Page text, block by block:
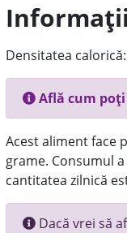
Densitatea calorică:
Află cum
Acest aliment face
grame. Consumul
cantitatea zilnică
Dacă vrei să